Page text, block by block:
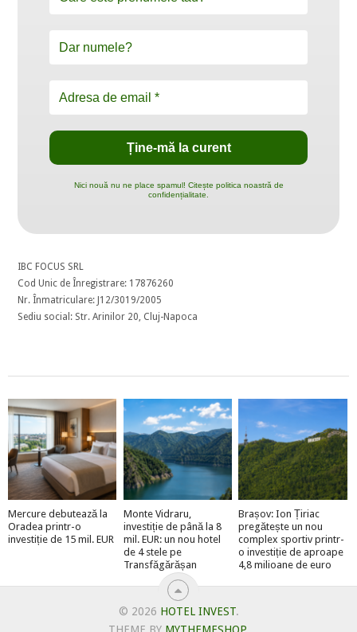
Nici nouă nu ne place spamul! Citește politica noastră de
confidențialitate.
IBC FOCUS SRL
Cod Unic de Înregistrare: 17876260
Nr. Înmatriculare: J12/3019/2005
Sediu social: Str. Arinilor 20, Cluj-Napoca
Mercure debutează la
Oradea printr-o
investiție de 15 mil. EUR
Monte Vidraru,
investiție de până la 8
mil. EUR: un nou hotel
de 4 stele pe
Transfăgărășan
Brașov: Ion Țiriac
pregătește un nou
complex sportiv printr-
o investiție de aproape
4,8 milioane de euro
© 2026 HOTEL INVEST.
THEME BY MYTHEMESHOP.